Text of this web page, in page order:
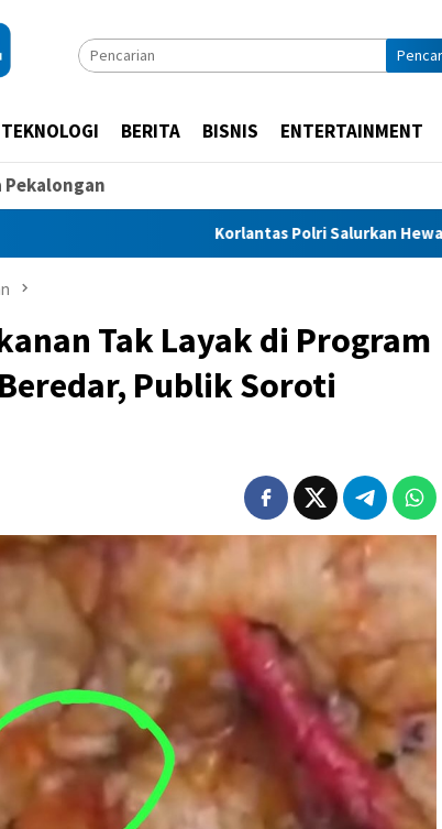
TEKNOLOGI BERITA BISNIS ENTERTAINMENT
Pekalongan
Korlantas Polri Salurkan Hewan Kurban
Tak Layak di Program
Publik Soroti